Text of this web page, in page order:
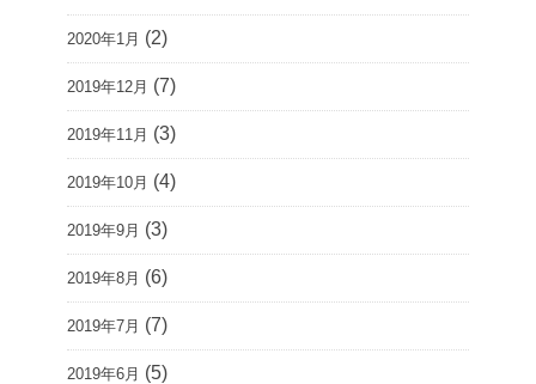
2020年1月 (2)
2019年12月 (7)
2019年11月 (3)
2019年10月 (4)
2019年9月 (3)
2019年8月 (6)
2019年7月 (7)
2019年6月 (5)